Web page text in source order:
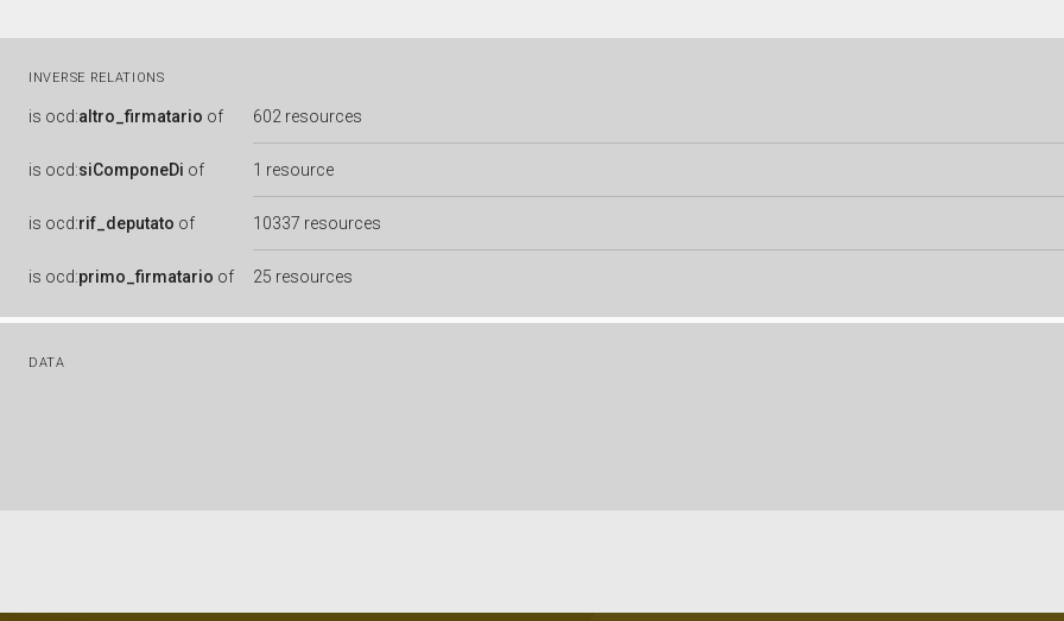
INVERSE RELATIONS
is ocd:altro_firmatario of 602 resources
is ocd:siComponeDi of 1 resource
is ocd:rif_deputato of 10337 resources
is ocd:primo_firmatario of 25 resources
DATA